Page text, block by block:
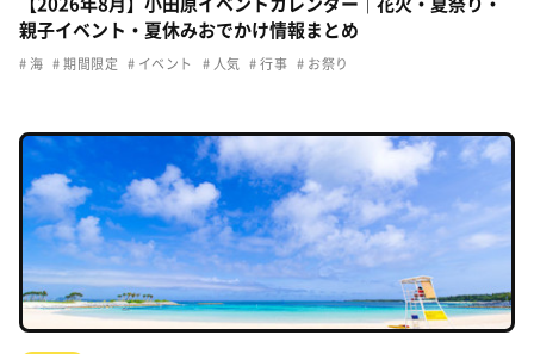
【2026年8月】小田原イベントカレンダー｜花火・夏祭り・
親子イベント・夏休みおでかけ情報まとめ
海 期間限定 イベント 人気 行事 お祭り